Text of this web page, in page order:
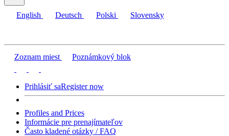
English Deutsch Polski Slovensky
Zoznam miest Poznámkový blok
Prihlásiť saRegister now
Profiles and Prices
Informácie pre prenajímateľov
Často kladené otázky / FAQ